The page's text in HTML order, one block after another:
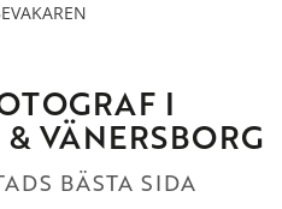
I
&VÄNERSBORG
BÄSTA SIDA